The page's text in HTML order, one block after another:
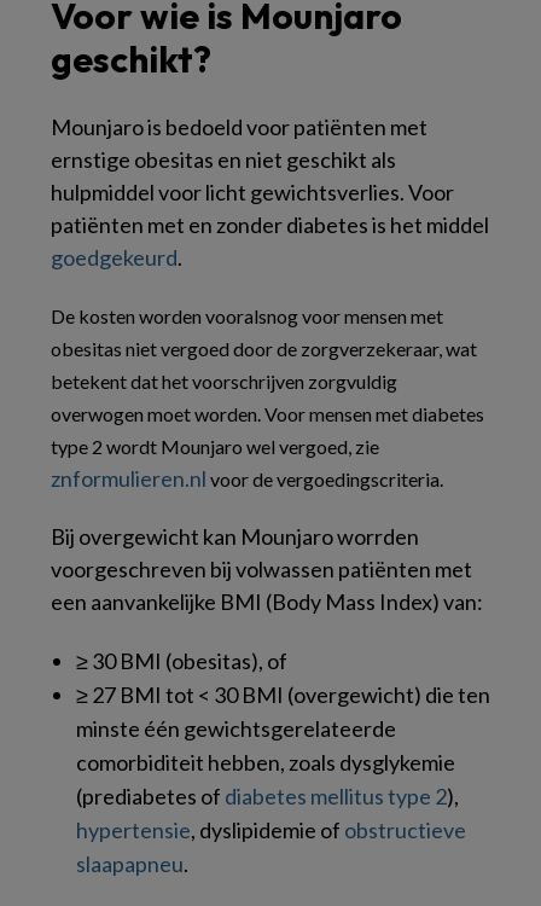
Voor wie is Mounjaro
geschikt?
Mounjaro is bedoeld voor patiënten met
ernstige obesitas en niet geschikt als
hulpmiddel voor licht gewichtsverlies. Voor
patiënten met en zonder diabetes is het middel
goedgekeurd.
De kosten worden vooralsnog voor mensen met
obesitas niet vergoed door de zorgverzekeraar, wat
betekent dat het voorschrijven zorgvuldig
overwogen moet worden. Voor mensen met diabetes
type 2 wordt Mounjaro wel vergoed, zie
znformulieren.nl voor de vergoedingscriteria.
Bij overgewicht kan Mounjaro worrden
voorgeschreven bij volwassen patiënten met
een aanvankelijke BMI (Body Mass Index) van:
≥ 30 BMI (obesitas), of
≥ 27 BMI tot < 30 BMI (overgewicht) die ten
minste één gewichtsgerelateerde
comorbiditeit hebben, zoals dysglykemie
(prediabetes of diabetes mellitus type 2),
hypertensie, dyslipidemie of obstructieve
slaapapneu.